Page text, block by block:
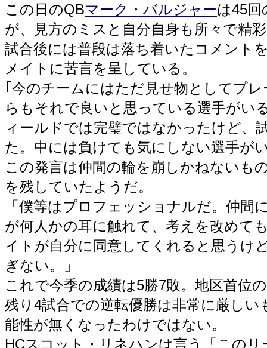
この日のQBマーク・バルジャーは45回
が、見方のミスと自分自身も所々で精
試合後には普段は落ち着いたコメント
メイトに苦言を呈している。
｢今のチームにはただ見せ物としてプ
らもそれで良いと思っている選手がい
ィールドでは完璧ではなかったけど、
た。中には負けても気にしない選手が
この発言は仲間の輪を崩しかねないも
を残していたようだ。
「僕等はプロフェッショナルだ。仲
が何人かの耳に触れて、考えを改めて
イトが自分に同意してくれると思うけ
ぎない。」
これで今季の成績は5勝7敗。地区首位
残り4試合での逆転優勝は非常に厳し
能性が無くなったわけではない。
HCスコット・リネハンは言う「この